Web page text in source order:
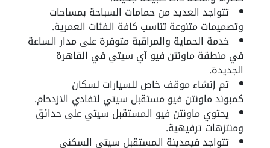
تتواجد العديد من حمامات السباحة بمساحات
وتصميمات متنوعة تناسب كافة الفئات العمرية.
خدمة الحماية والمراقبة متوفرة على مدار الساعة
في منطقة ماونتن فيو آي سيتي في القاهرة
الجديدة.
تم إنشاء موقف خاص للسيارات لسكان
كمبوندماونتن فيو مستقبل سيتي لتفادي الازدحام.
يحتوي ماونتن فيو المستقبل سيتيعلى حدائق
ومنتزهات ترفيهية.
تتواجد فيمدينة المستقبل سيتي السكني